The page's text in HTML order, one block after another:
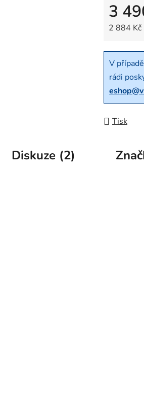
3
2 884 Kč
V
rádi
Tisk
Diskuze (2)